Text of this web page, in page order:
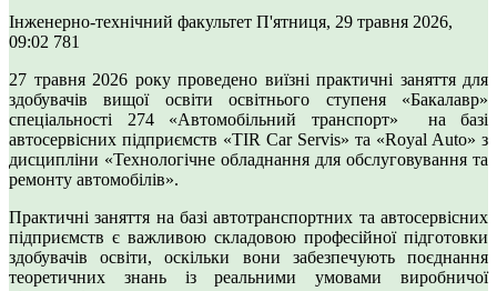
Інженерно-технічний факультет П'ятниця, 29 травня 2026,
09:02 781
27 травня 2026 року проведено виїзні практичні заняття для
здобувачів вищої освіти освітнього ступеня «Бакалавр»
спеціальності 274 «Автомобільний транспорт» на базі
автосервісних підприємств «TIR Car Servis» та «Royal Auto» з
дисципліни «Технологічне обладнання для обслуговування та
ремонту автомобілів».
Практичні заняття на базі автотранспортних та автосервісних
підприємств є важливою складовою професійної підготовки
здобувачів освіти, оскільки вони забезпечують поєднання
теоретичних знань із реальними умовами виробничої